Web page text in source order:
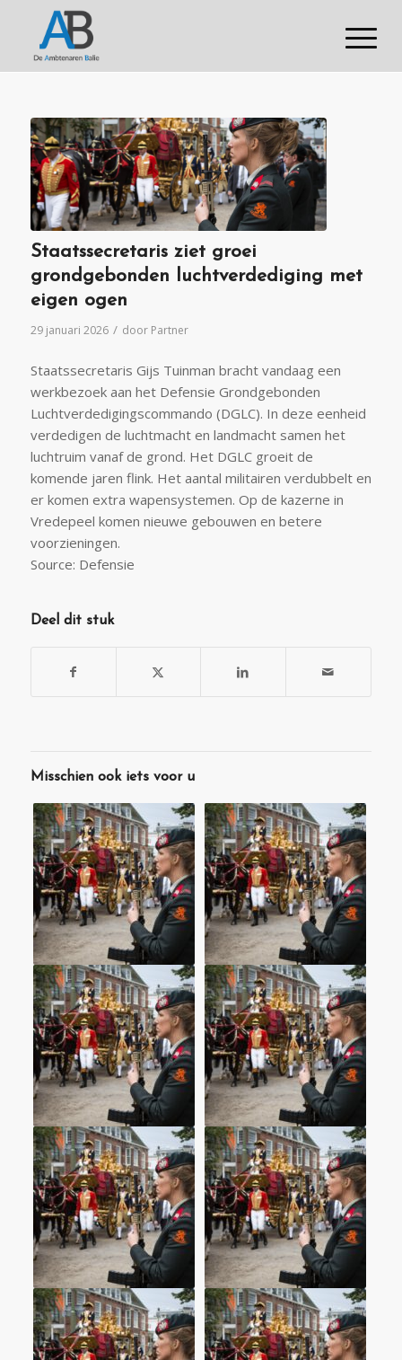
Staatssecretaris ziet groei
grondgebonden luchtverdediging met
eigen ogen
29 januari 2026 / door Partner
Staatssecretaris Gijs Tuinman bracht vandaag een
werkbezoek aan het Defensie Grondgebonden
Luchtverdedigingscommando (DGLC). In deze eenheid
verdedigen de luchtmacht en landmacht samen het
luchtruim vanaf de grond. Het DGLC groeit de
komende jaren flink. Het aantal militairen verdubbelt en
er komen extra wapensystemen. Op de kazerne in
Vredepeel komen nieuwe gebouwen en betere
voorzieningen.
Source: Defensie
Deel dit stuk
Misschien ook iets voor u